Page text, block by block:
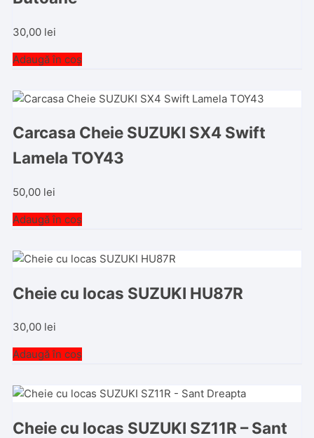
30,00 lei
Adaugă în coș
Carcasa Cheie SUZUKI SX4 Swift
Lamela TOY43
50,00 lei
Adaugă în coș
Cheie cu locas SUZUKI HU87R
30,00 lei
Adaugă în coș
Cheie cu locas SUZUKI SZ11R – Sant